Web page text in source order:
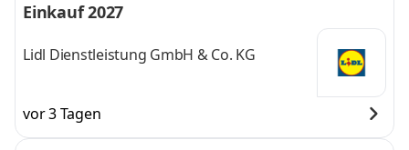
Einkauf 2027
Lidl Dienstleistung GmbH & Co. KG
vor 3 Tagen